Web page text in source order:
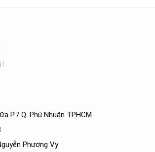
P.7 Q. Phú Nhuận TPHCM
Phương Vy